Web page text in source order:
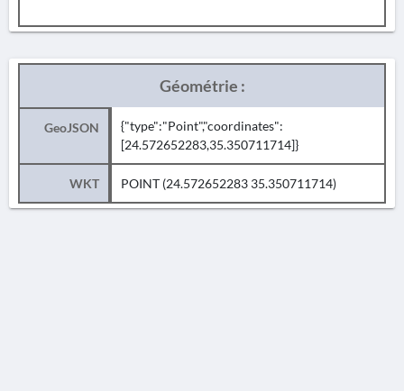
Géométrie :
GeoJSON
{"type":"Point","coordinates":
[24.572652283,35.350711714]}
WKT POINT (24.572652283 35.350711714)